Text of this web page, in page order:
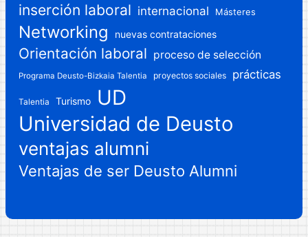
inserción laboral internacional Másteres
Networking nuevas contrataciones
Orientación laboral proceso de selección
Programa Deusto-Bizkaia Talentia proyectos sociales prácticas
Talentia Turismo
UD
Universidad de Deusto
ventajas alumni
Ventajas de ser Deusto Alumni